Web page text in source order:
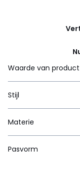
Waarde van product
Stijl
Materie
Pasvorm